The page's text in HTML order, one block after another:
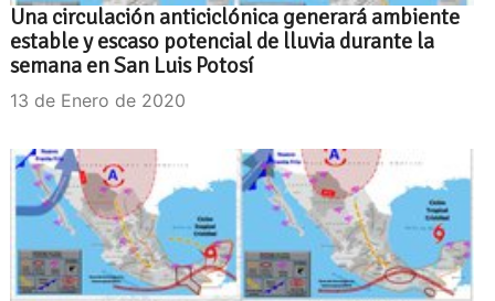
Una circulación anticiclónica generará ambiente
estable y escaso potencial de lluvia durante la
semana en San Luis Potosí
13 de Enero de 2020